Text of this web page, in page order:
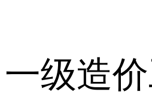
一级造